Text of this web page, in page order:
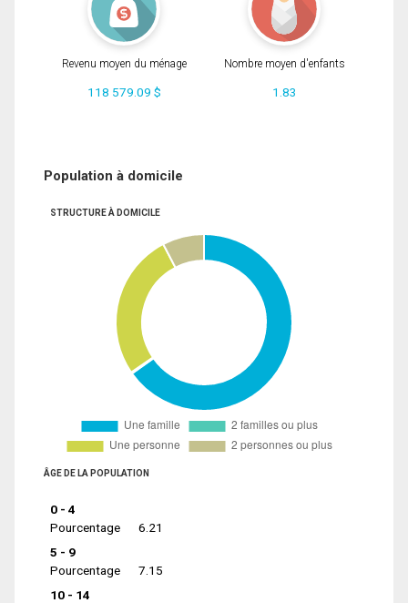
Revenu moyen du ménage
118 579.09 $
Nombre moyen d'enfants
1.83
Population à domicile
STRUCTURE À DOMICILE
ÂGE DE LA POPULATION
0 - 4
Pourcentage
6.21
5 - 9
Pourcentage
7.15
10 - 14